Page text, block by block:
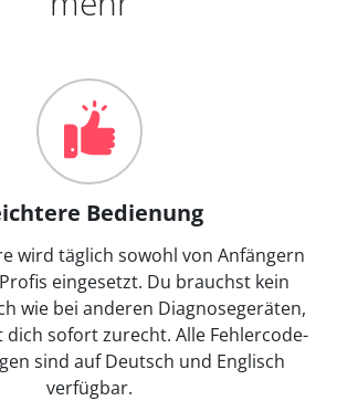
Bedienung
wird täglich sowohl von Anfängern
eingesetzt. Du brauchst kein
wie bei anderen Diagnosegeräten,
sofort zurecht. Alle Fehlercode-
sind auf Deutsch und Englisch
verfügbar.